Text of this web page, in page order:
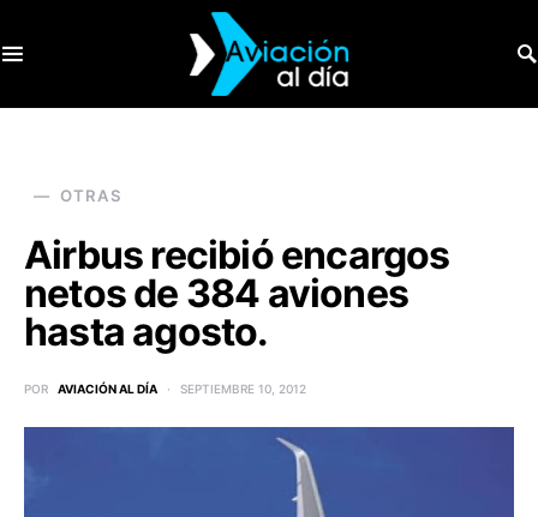
OTRAS
Airbus recibió encargos
netos de 384 aviones
hasta agosto.
POR AVIACIÓN AL DÍA SEPTIEMBRE 10, 2012